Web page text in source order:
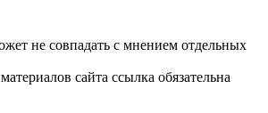
не совпадать с мнением отдельных
сайта ссылка обязательна